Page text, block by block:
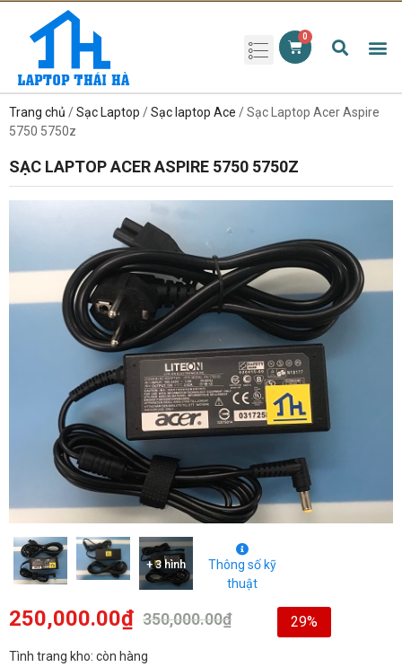
Trang chủ /Sạc Laptop /Sạc laptop Ace / Sạc Laptop Acer Aspire
5750 5750z
SẠC LAPTOP ACER ASPIRE 5750 5750Z
+ 3 hình
Thông số kỹ
thuật
350,000.00₫
250,000.00₫ 29%
Tình trang kho: còn hàng